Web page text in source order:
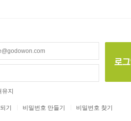
지
기 비밀번호 만들기 비밀번호 찾기